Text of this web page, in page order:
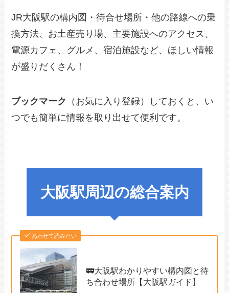
JR大阪駅の構内図・待合せ場所・他の路線への乗
換方法、お土産売り場、主要施設へのアクセス、
電源カフェ、グルメ、宿泊施設など、ほしい情報
が盛りだくさん！
ブックマーク
（お気に入り登録）しておくと、い
つでも簡単に情報を取り出せて便利です。
大阪駅周辺の総合案内
あわせて読みたい
🚃大阪駅わかりやすい構内図と待
ち合わせ場所【大阪駅ガイド】